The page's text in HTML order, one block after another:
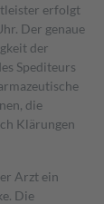
erfolgt
Der genaue
der
Spediteurs
die
Klärungen
Arzt ein
Die